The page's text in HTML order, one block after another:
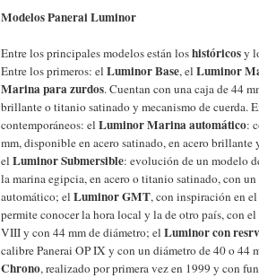
Modelos Panerai Luminor
Entre los principales modelos están loshistóricosy
Entre los primeros: el Luminor Base, el Luminor
Marina para zurdos. Cuentan con una caja de 44
brillante o titanio satinado y mecanismo de cuerda.
contemporáneos: el Luminor Marina automático:
mm, disponible en acero satinado, en acero brillante
el Luminor Submersible: evolución de un modelo
la marina egipcia, en acero o titanio satinado, con
automático; el Luminor GMT, con inspiración en
permite conocer la hora local y la de otro país, con
VIII y con 44 mm de diámetro; el Luminor con
calibre Panerai OP IX y con un diámetro de 40 o 44
Chrono, realizado por primera vez en 1999 y con